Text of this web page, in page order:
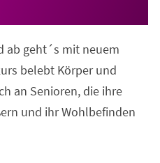
ab geht´s mit neuem
belebt Körper und
an Senioren, die ihre
und ihr Wohlbefinden